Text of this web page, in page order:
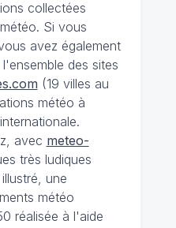
collectées
Si vous
avez également
des sites
(19 villes au
météo à
avec meteo-
très ludiques
une
météo
réalisée à l'aide